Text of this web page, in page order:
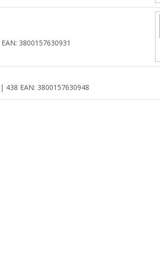
EAN: 3800157630931
| 438 EAN: 3800157630948